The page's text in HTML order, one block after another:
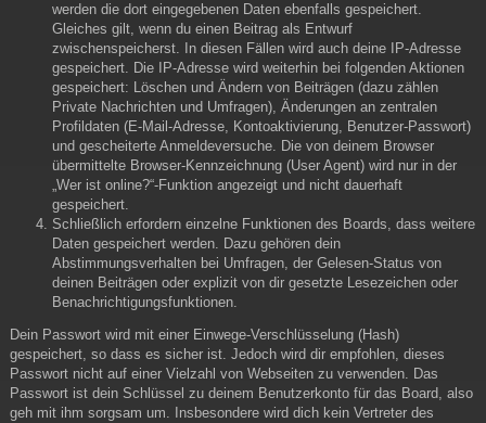
werden die dort eingegebenen Daten ebenfalls gespeichert.
Gleiches gilt, wenn du einen Beitrag als Entwurf
zwischenspeicherst. In diesen Fällen wird auch deine IP-Adresse
gespeichert. Die IP-Adresse wird weiterhin bei folgenden Aktionen
gespeichert: Löschen und Ändern von Beiträgen (dazu zählen
Private Nachrichten und Umfragen), Änderungen an zentralen
Profildaten (E-Mail-Adresse, Kontoaktivierung, Benutzer-Passwort)
und gescheiterte Anmeldeversuche. Die von deinem Browser
übermittelte Browser-Kennzeichnung (User Agent) wird nur in der
„Wer ist online?“-Funktion angezeigt und nicht dauerhaft
gespeichert.
Schließlich erfordern einzelne Funktionen des Boards, dass weitere
Daten gespeichert werden. Dazu gehören dein
Abstimmungsverhalten bei Umfragen, der Gelesen-Status von
deinen Beiträgen oder explizit von dir gesetzte Lesezeichen oder
Benachrichtigungsfunktionen.
Dein Passwort wird mit einer Einwege-Verschlüsselung (Hash)
gespeichert, so dass es sicher ist. Jedoch wird dir empfohlen, dieses
Passwort nicht auf einer Vielzahl von Webseiten zu verwenden. Das
Passwort ist dein Schlüssel zu deinem Benutzerkonto für das Board, also
geh mit ihm sorgsam um. Insbesondere wird dich kein Vertreter des